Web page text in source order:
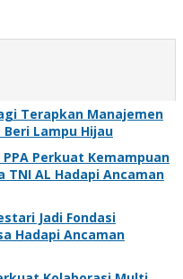
Terapkan Manajemen
Beri Lampu Hijau
Perkuat Kemampuan
TNI AL Hadapi Ancaman
Jadi Fondasi
Hadapi Ancaman